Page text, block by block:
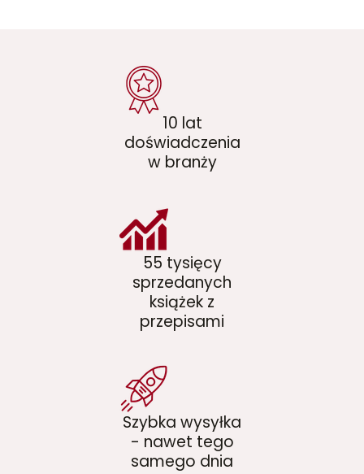
10 lat
doświadczenia
w branży
55 tysięcy
sprzedanych
książek z
przepisami
Szybka wysyłka
- nawet tego
samego dnia